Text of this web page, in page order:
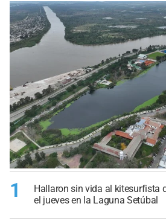
1
Hallaron sin vida al kitesurfista
el jueves en la Laguna Setúbal